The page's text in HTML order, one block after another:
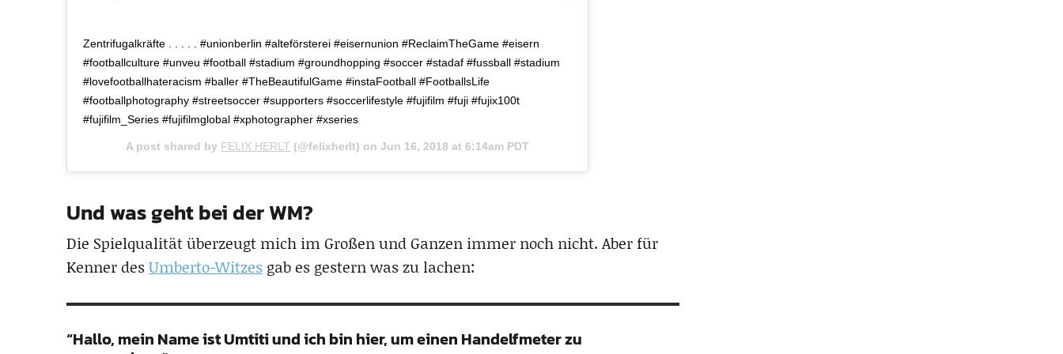
Zentrifugalkräfte . . . . . #unionberlin #alteförsterei #eisernunion #ReclaimTheGame #eisern
#footballculture #unveu #football #stadium #groundhopping #soccer #stadaf #fussball #stadium
#lovefootballhateracism #baller #TheBeautifulGame #instaFootball #FootballsLife
#footballphotography #streetsoccer #supporters #soccerlifestyle #fujifilm #fuji #fujix100t
#fujifilm_Series #fujifilmglobal #xphotographer #xseries
A post shared by FELIX HERLT (@felixherlt) on Jun 16, 2018 at 6:14am PDT
Und was geht bei der WM?
Die Spielqualität überzeugt mich im Großen und Ganzen immer noch nicht. Aber für
Kenner desUmberto-Witzes gab es gestern was zu lachen:
“Hallo, mein Name ist Umtiti und ich bin hier, um einen Handelfmeter zu